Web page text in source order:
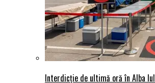
Interdicție de ultimă oră în Alba